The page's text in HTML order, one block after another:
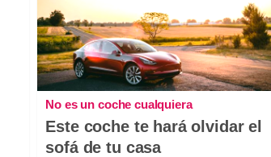
No es un coche cualquiera
Este coche te hará olvidar el
sofá de tu casa